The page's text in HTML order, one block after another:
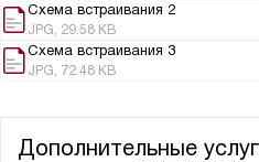
Схема встраивания 2
JPG, 29.58 KB
Схема встраивания 3
JPG, 72.48 KB
Дополнительные